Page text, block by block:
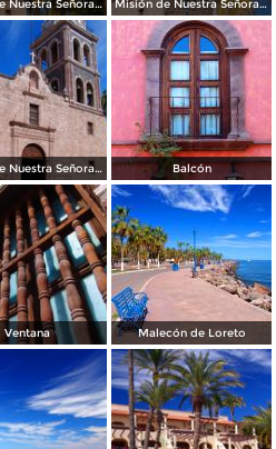
Misión de Nuestra Señora de Loreto Conchó Misión de Nuestra Señora de Loreto Conchó
Misión de Nuestra Señora de Loreto Conchó Balcón
Ventana Malecón de Loreto